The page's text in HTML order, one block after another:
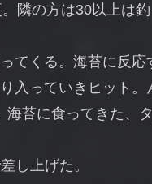
隣の方は30以上は釣
てくる。海苔に反応
入っていきヒット。
苔に食ってきた、
し上げた。